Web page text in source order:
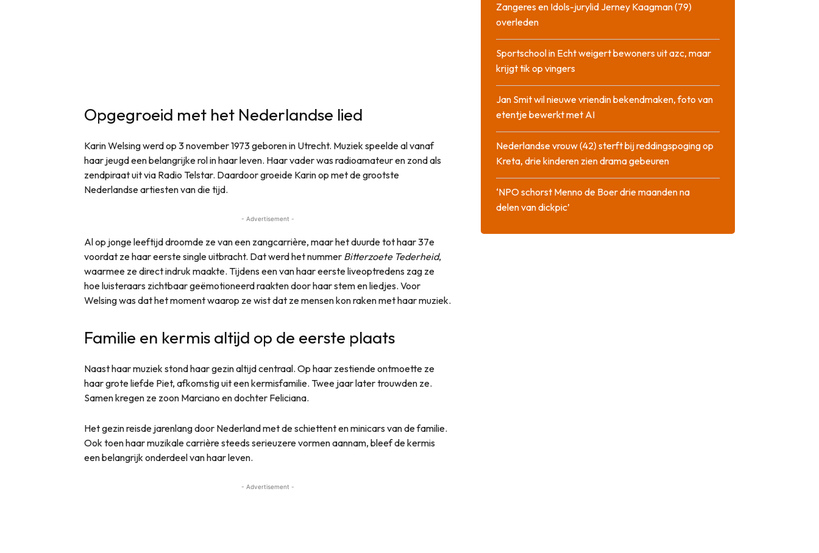
Opgegroeid met het Nederlandse lied
Karin Welsing werd op 3 november 1973 geboren in Utrecht. Muziek speelde al vanaf
haar jeugd een belangrijke rol in haar leven. Haar vader was radioamateur en zond als
zendpiraat uit via Radio Telstar. Daardoor groeide Karin op met de grootste
Nederlandse artiesten van die tijd.
- Advertisement -
Al op jonge leeftijd droomde ze van een zangcarrière, maar het duurde tot haar 37e
voordat ze haar eerste single uitbracht. Dat werd het nummer Bitterzoete Tederheid,
waarmee ze direct indruk maakte. Tijdens een van haar eerste liveoptredens zag ze
hoe luisteraars zichtbaar geëmotioneerd raakten door haar stem en liedjes. Voor
Welsing was dat het moment waarop ze wist dat ze mensen kon raken met haar muziek.
Familie en kermis altijd op de eerste plaats
Naast haar muziek stond haar gezin altijd centraal. Op haar zestiende ontmoette ze
haar grote liefde Piet, afkomstig uit een kermisfamilie. Twee jaar later trouwden ze.
Samen kregen ze zoon Marciano en dochter Feliciana.
Het gezin reisde jarenlang door Nederland met de schiettent en minicars van de familie.
Ook toen haar muzikale carrière steeds serieuzere vormen aannam, bleef de kermis
een belangrijk onderdeel van haar leven.
- Advertisement -
Zangeres en Idols-jurylid Jerney Kaagman (79)
overleden
Sportschool in Echt weigert bewoners uit azc, maar
krijgt tik op vingers
Jan Smit wil nieuwe vriendin bekendmaken, foto van
etentje bewerkt met AI
Nederlandse vrouw (42) sterft bij reddingspoging op
Kreta, drie kinderen zien drama gebeuren
‘NPO schorst Menno de Boer drie maanden na
delen van dickpic’